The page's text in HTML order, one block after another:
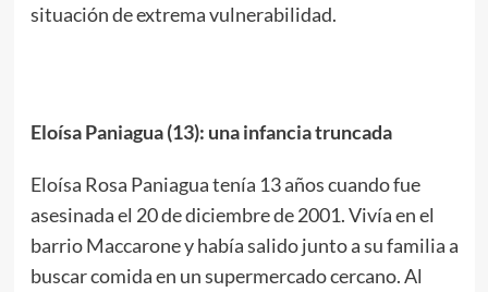
situación de extrema vulnerabilidad.
Eloísa Paniagua (13): una infancia truncada
Eloísa Rosa Paniagua tenía 13 años cuando fue
asesinada el 20 de diciembre de 2001. Vivía en el
barrio Maccarone y había salido junto a su familia a
buscar comida en un supermercado cercano. Al